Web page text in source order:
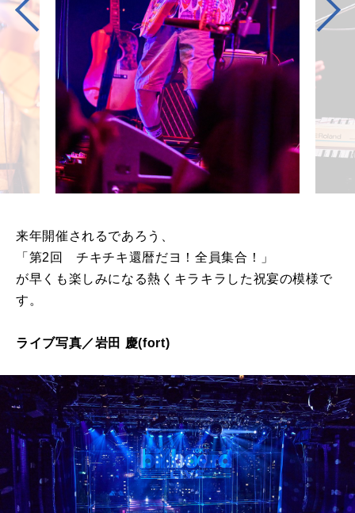
来年開催されるであろう、
「第2回 チキチキ還暦だヨ！全員集合！」
が早くも楽しみになる熱くキラキラした祝宴の模様で
す。
ライブ写真／岩田 慶(fort)